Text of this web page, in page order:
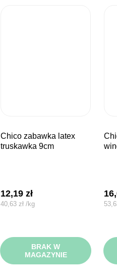
chico zabawka latex
truskawka 9cm
12,19 zł
40,63 zł /kg
BRAK W
MAGAZYNIE
chico zabawka latex